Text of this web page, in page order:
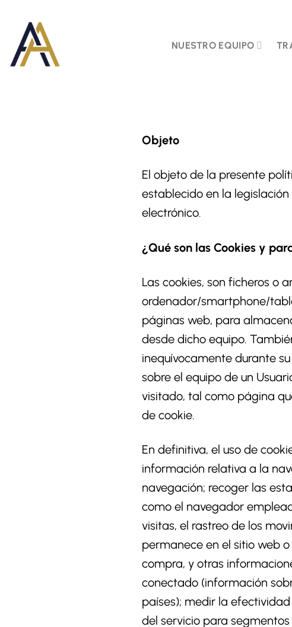
content
NUESTRO EQUIPO
Objeto
El objeto de la presente
establecido en la
electrónico.
¿Qué son las Cookies y
Las cookies, son ficheros o
ordenador/smartphone/
páginas web, para
desde dicho equipo.
inequívocamente durante
sobre el equipo de un
visitado, tal como página
de cookie.
En definitiva, el uso de
información relativa a la
navegación; recoger las
como el navegador
visitas, el rastreo de los
permanece en el sitio web
compra, y otras
conectado (información
países); medir la
del servicio para